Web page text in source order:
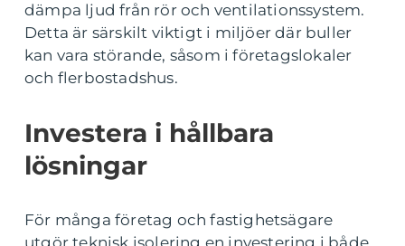
dämpa ljud från rör och ventilationssystem.
Detta är särskilt viktigt i miljöer där buller
kan vara störande, såsom i företagslokaler
och flerbostadshus.
Investera i hållbara
lösningar
För många företag och fastighetsägare
utgör teknisk isolering en investering i både